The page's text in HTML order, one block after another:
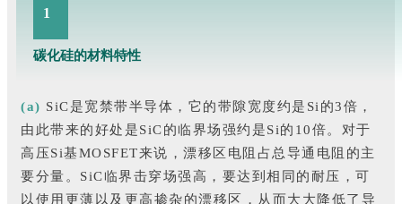
1
碳化硅的材料特性
(a) SiC是宽禁带半导体，它的带隙宽度约是Si的3倍，
由此带来的好处是SiC的临界场强约是Si的10倍。对于
高压Si基MOSFET来说，漂移区电阻占总导通电阻的主
要分量。SiC临界击穿场强高，要达到相同的耐压，可
以使用更薄以及更高掺杂的漂移区，从而大大降低了导